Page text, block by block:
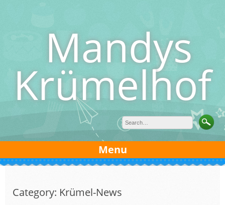
Mandys
Krümelhof
Menu
Category: Krümel-News